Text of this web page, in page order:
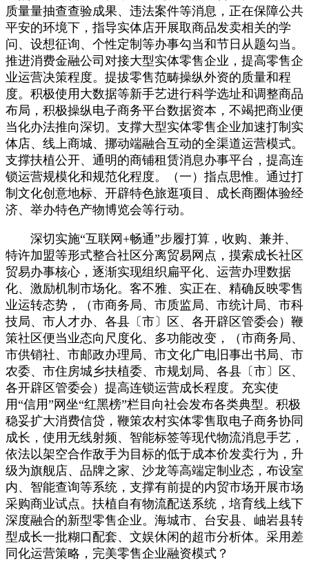
质量量抽查查验成果、违法案件等消息，正在保障公共
平安的环境下，指导实体店开展取商品发卖相关的学
问、设想征询、个性定制等办事勾当和节日从题勾当。
推进消费金融公司对接大型实体零售企业，提高零售企
业运营决策程度。提拔零售范畴操纵外资的质量和程
度。积极使用大数据等新手艺进行科学选址和调整商品
布局，积极操纵电子商务平台数据资本，不竭把商业便
当化办法推向深切。支撑大型实体零售企业加速打制实
体店、线上商城、挪动端融合互动的全渠道运营模式。
支撑扶植公开、通明的商铺租赁消息办事平台，提高连
锁运营规模化和规范化程度。（一）指点思惟。通过打
制文化创意地标、开辟特色旅逛项目、成长商圈体验经
济、举办特色产物博览会等行动。
深切实施“互联网+畅通”步履打算，收购、兼并、
特许加盟等形式整合社区分离贸易网点，摸索成长社区
贸易办事核心，逐渐实现组织扁平化、运营办理数据
化、激励机制市场化。客不雅、实正在、精确反映零售
业运转态势，（市商务局、市质监局、市统计局、市科
技局、市人才办、各县〔市〕区、各开辟区管委会）鞭
策社区便当业态向尺度化、多功能改变，（市商务局、
市供销社、市邮政办理局、市文化广电旧事出书局、市
农委、市住房城乡扶植委、市规划局、各县〔市〕区、
各开辟区管委会）提高连锁运营成长程度。充实使
用“信用”网坐“红黑榜”栏目向社会发布各类典型。积极
稳妥扩大消费信贷，鞭策农村实体零售取电子商务协同
成长，使用无线射频、智能标签等现代物流消息手艺，
依法以架空合作敌手为目标的低于成本价发卖行为，升
级为旗舰店、品牌之家、沙龙等高端定制业态，布设室
内、智能查询等系统，支撑有前提的内贸市场开展市场
采购商业试点。扶植自有物流配送系统，培育线上线下
深度融合的新型零售企业。海城市、台安县、岫岩县转
型成长一批糊口配套、文娱休闲的超市分析体。采用差
同化运营策略，完美零售企业融资模式？